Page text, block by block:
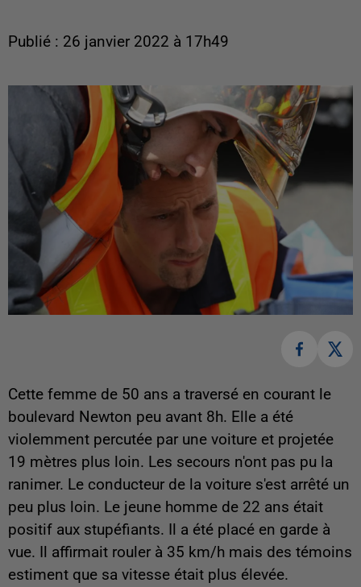
Publié : 26 janvier 2022 à 17h49
Cette femme de 50 ans a traversé en courant le
boulevard Newton peu avant 8h. Elle a été
violemment percutée par une voiture et projetée
19 mètres plus loin. Les secours n'ont pas pu la
ranimer. Le conducteur de la voiture s'est arrêté un
peu plus loin. Le jeune homme de 22 ans était
positif aux stupéfiants. Il a été placé en garde à
vue. Il affirmait rouler à 35 km/h mais des témoins
estiment que sa vitesse était plus élevée.